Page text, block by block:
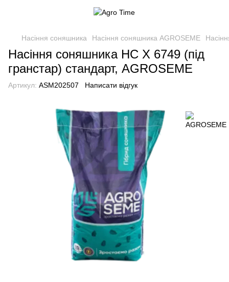
Насіння соняшника Насіння соняшника AGROSEME
Насіння соняшника НС Х 6749 (під
гранстар) стандарт, AGROSEME
Артикул: ASM202507 Написати відгук